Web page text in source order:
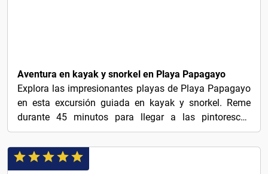
Aventura en kayak y snorkel en Playa Papagayo
Explora las impresionantes playas de Playa Papagayo
en esta excursión guiada en kayak y snorkel. Reme
durante 45 minutos para llegar a las pintorescas
costas,...